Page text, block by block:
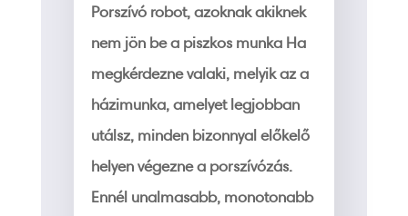
Porszívó robot, azoknak akiknek
nem jön be a piszkos munka Ha
megkérdezne valaki, melyik az a
házimunka, amelyet legjobban
utálsz, minden bizonnyal előkelő
helyen végezne a porszívózás.
Ennél unalmasabb, monotonabb